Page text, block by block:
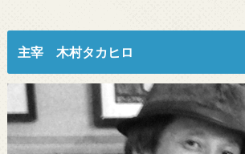
主宰 木村タカヒロ